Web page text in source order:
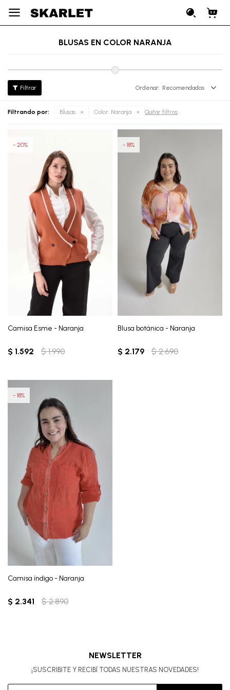

BLUSAS EN COLOR NARANJA
Recomendados
Filtrando por: Blusas Color: Naranja Quitar filtros
Camisa Esme - Naranja
$ 1.592 $ 1.990
20
Blusa botánica - Naranja
$ 2.179 $ 2.690
18
Camisa índigo - Naranja
$ 2.341 $ 2.890
18
NEWSLETTER
¡SUSCRIBITE Y RECIBÍ TODAS NUESTRAS NOVEDADES!